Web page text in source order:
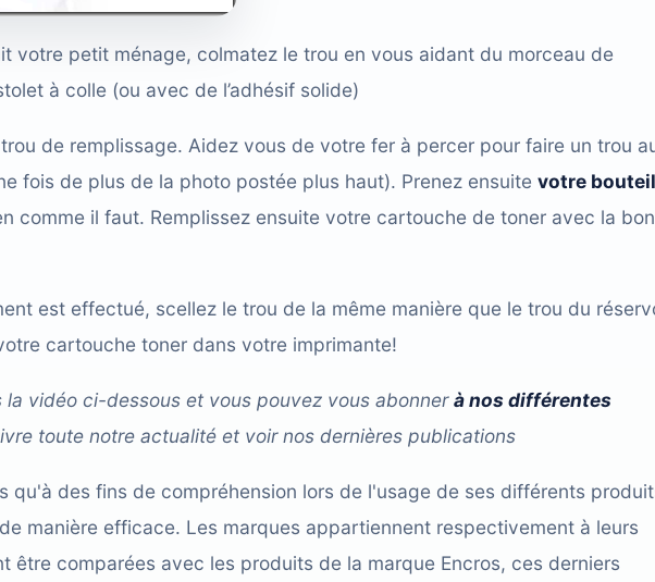
votre petit ménage, colmatez le trou en vous aidant du morceau de
à colle (ou avec de l’adhésif solide)
de remplissage. Aidez vous de votre fer à percer pour faire un trou
fois de plus de la photo postée plus haut). Prenez ensuite votre
comme il faut. Remplissez ensuite votre cartouche de toner avec la
est effectué, scellez le trou de la même manière que le trou du
cartouche toner dans votre imprimante!
la vidéo ci-dessous et vous pouvez vous abonnerà nos différentes
toute notre actualité et voir nos dernières publications
qu'à des fins de compréhension lors de l'usage de ses différents
manière efficace. Les marques appartiennent respectivement à leurs
être comparées avec les produits de la marque Encros, ces derniers